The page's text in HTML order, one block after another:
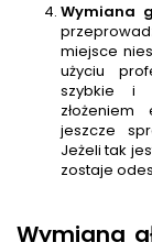
Wymiana
miejsce
użyciu
szybkie i
jeszcze
Jeżeli tak
zostaje
Wymiana